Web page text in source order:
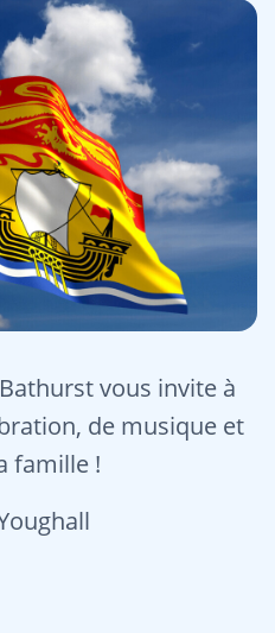
vous invite à
de musique et
famille !